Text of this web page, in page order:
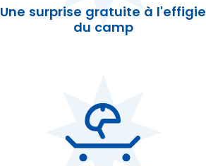
Une surprise gratuite à l'effigie
du camp